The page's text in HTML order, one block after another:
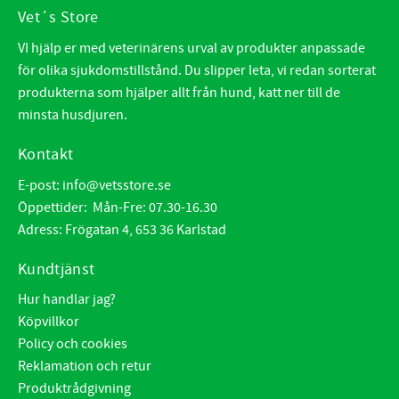
Vet´s Store
VI hjälp er med veterinärens urval av produkter anpassade
för olika sjukdomstillstånd. Du slipper leta, vi redan sorterat
produkterna som hjälper allt från hund, katt ner till de
minsta husdjuren.
Kontakt
E-post: info@vetsstore.se
Öppettider: Mån-Fre: 07.30-16.30
Adress: Frögatan 4, 653 36 Karlstad
Kundtjänst
Hur handlar jag?
Köpvillkor
Policy och cookies
Reklamation och retur
Produktrådgivning